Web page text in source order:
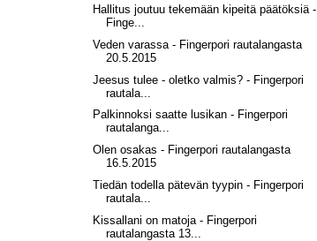
Hallitus joutuu tekemään kipeitä päätöksiä -
Finge...
Veden varassa - Fingerpori rautalangasta
20.5.2015
Jeesus tulee - oletko valmis? - Fingerpori
rautala...
Palkinnoksi saatte lusikan - Fingerpori
rautalanga...
Olen osakas - Fingerpori rautalangasta
16.5.2015
Tiedän todella pätevän tyypin - Fingerpori
rautala...
Kissallani on matoja - Fingerpori
rautalangasta 13...